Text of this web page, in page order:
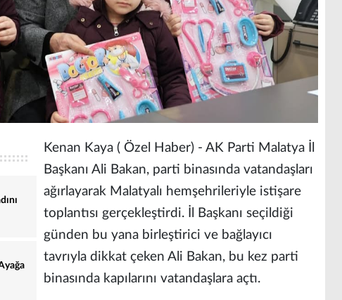
Kenan Kaya ( Özel Haber) - AK Parti Malatya İl
Başkanı Ali Bakan, parti binasında vatandaşları
ağırlayarak Malatyalı hemşehrileriyle istişare
toplantısı gerçekleştirdi. İl Başkanı seçildiği
günden bu yana birleştirici ve bağlayıcı
tavrıyla dikkat çeken Ali Bakan, bu kez parti
binasında kapılarını vatandaşlara açtı.